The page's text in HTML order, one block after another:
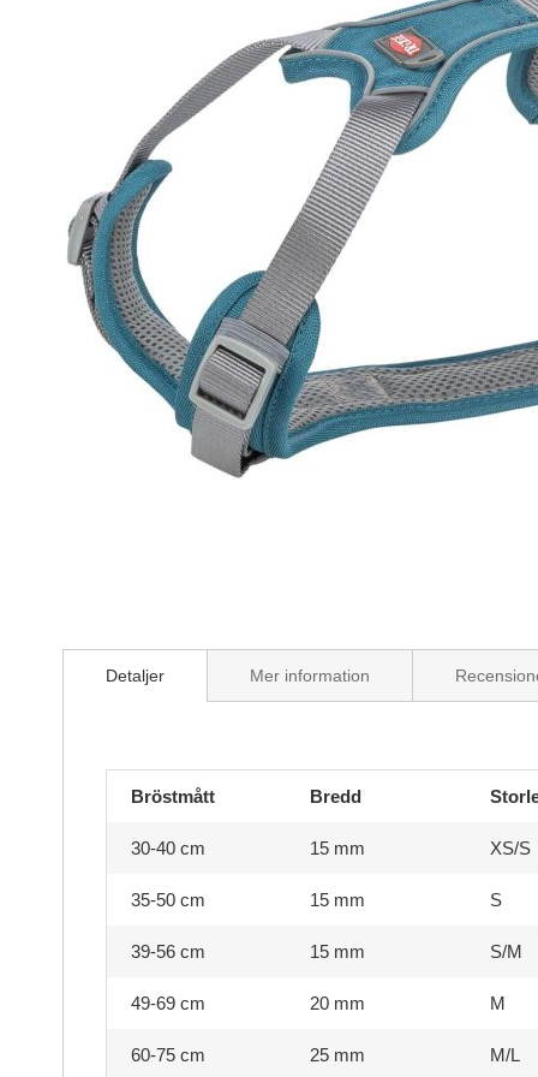
to
Detaljer
Bröstmått Bredd
30-40 cm 15 mm XS/S
35-50 cm 15 mm S
39-56 cm 15 mm S/M
49-69 cm 20 mm M
60-75 cm 25 mm M/L
Mer information